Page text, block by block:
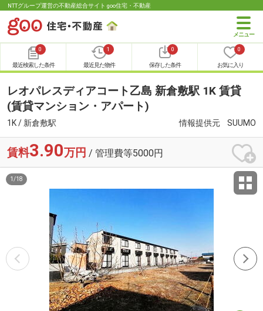
NTTグループ運営の不動産総合サイト goo住宅・不動産
0
最近検索した条件
1
最近見た物件
0
保存した条件
0
お気に入り
レオパレスディアコート乙島 新倉敷駅 1K 賃貸
(賃貸マンション・アパート)
1K / 新倉敷駅 情報提供元 SUUMO
賃料3.90万円 / 管理費等5000円
1 /18